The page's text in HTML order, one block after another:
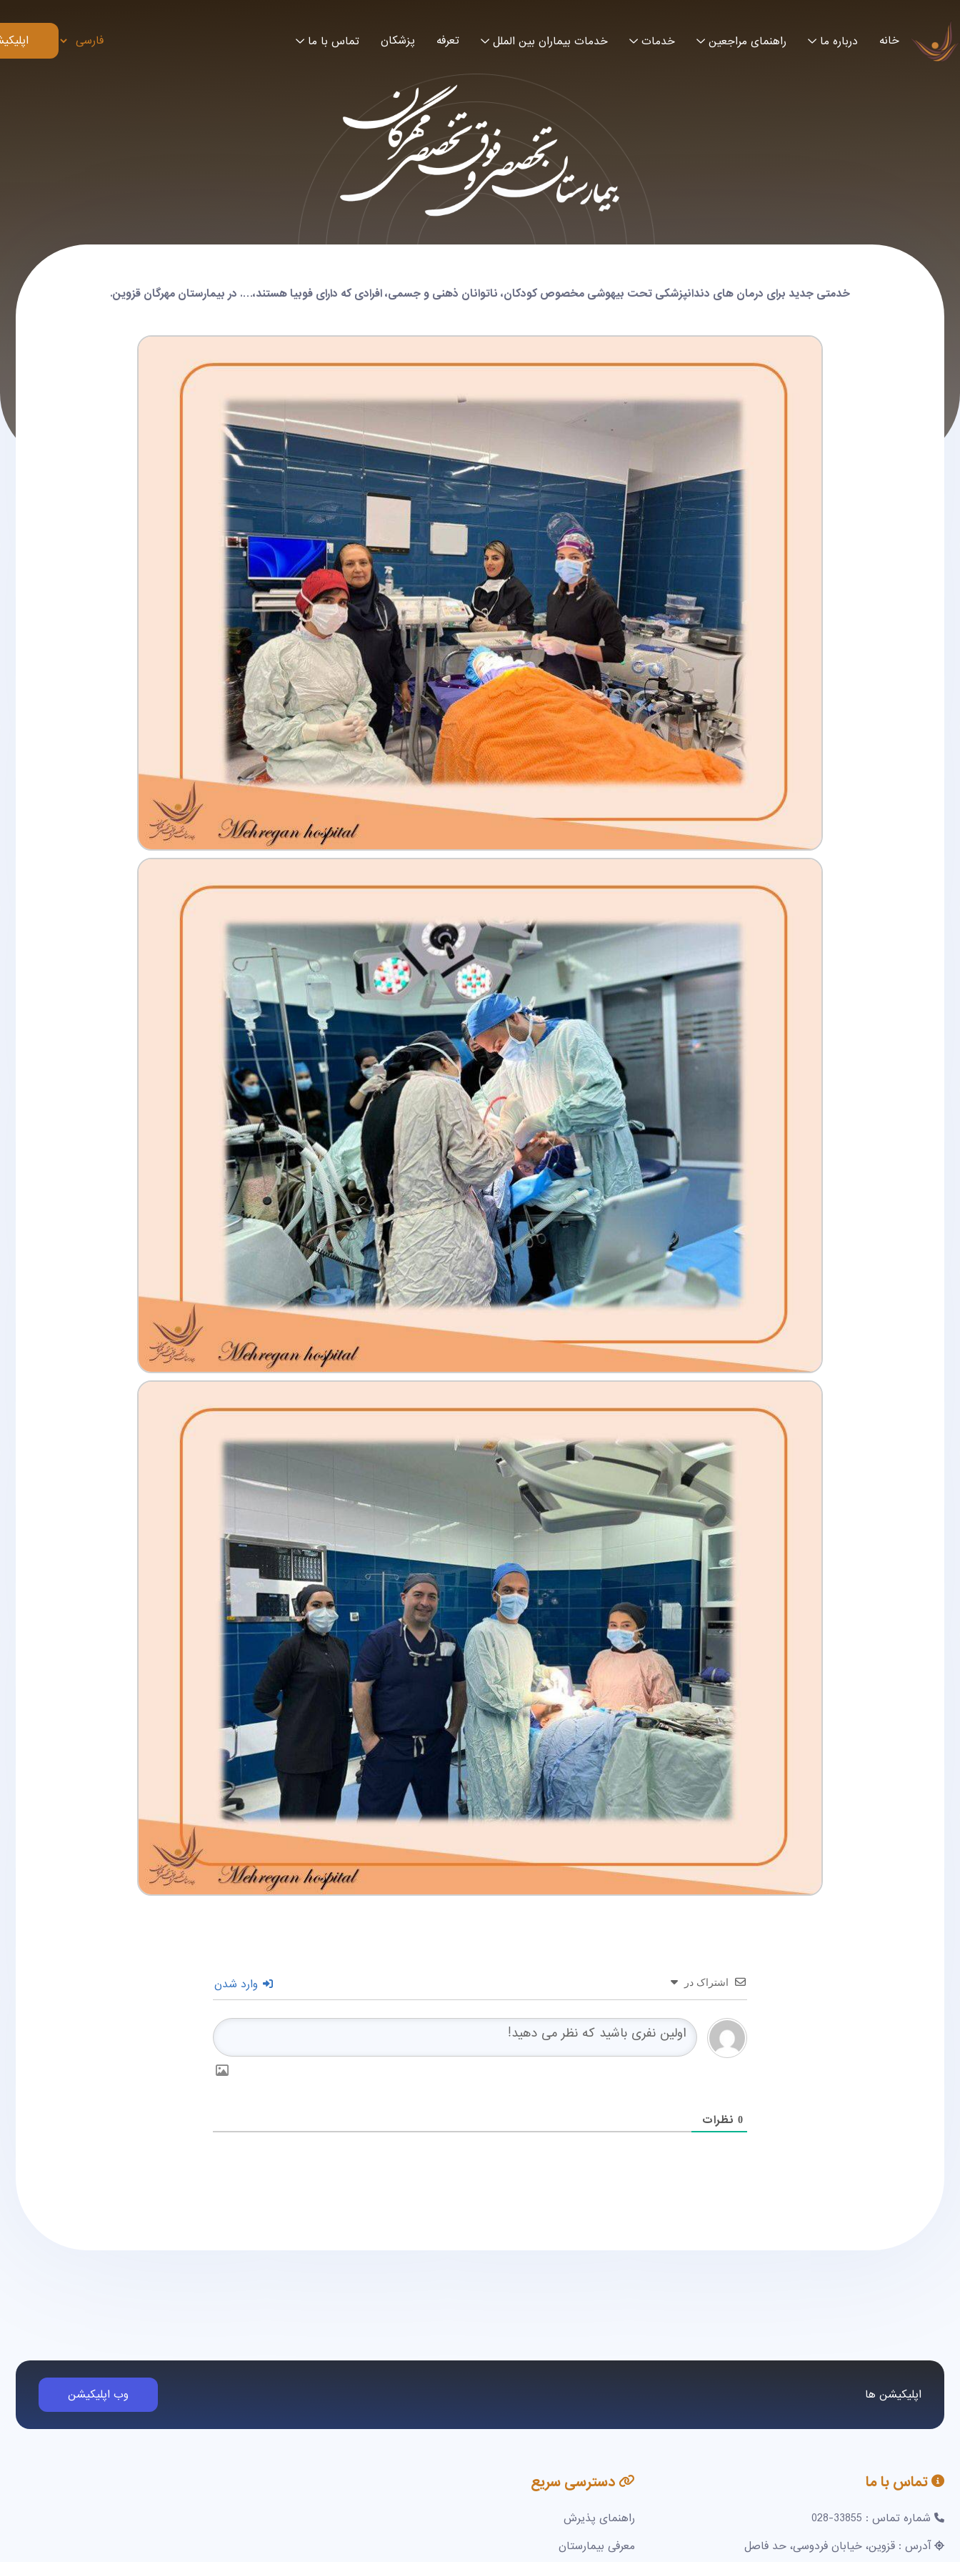
خانه درباره ما راهنمای مراجعین خدمات خدمات بیماران بین الملل تعرفه پزشکان تماس با ما
خدمتی جدید برای درمان های دندانپزشکی تحت بیهوشی مخصوص کودکان، ناتوانان ذهنی و جسمی، افرادی که دارای فوبیا هستند،…. در بیمارستان مهرگان قزوین.
اشتراک در وارد شدن
0 نظرات
اپلیکیشن ها وب اپلیکیشن
تماس با ما
شماره تماس : 33855-028
آدرس : قزوین، خیابان فردوسی، حد فاصل
دسترسی سریع
راهنمای پذیرش
معرفی بیمارستان